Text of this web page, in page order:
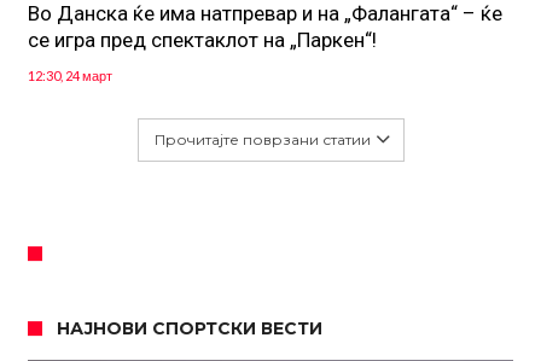
Во Данска ќе има натпревар и на „Фалангата“ – ќе
се игра пред спектаклот на „Паркен“!
12:30, 24 март
Прочитајте поврзани статии
НАЈНОВИ СПОРТСКИ ВЕСТИ